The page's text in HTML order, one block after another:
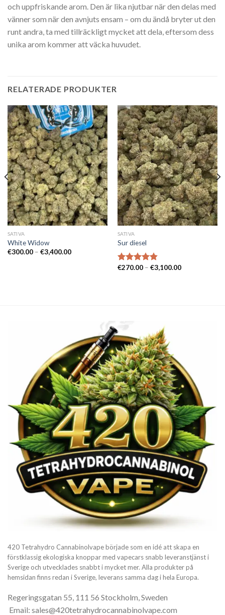
och uppfriskande arom. Den är lika njutbar när den delas med
vänner som när den avnjuts ensam – om du ändå bryter ut den
runt andra, ta med tillräckligt mycket att dela, eftersom dess
unika arom kommer att väcka huvudet.
RELATERADE PRODUKTER
SATIVA
White Widow
€300.00 – €3,400.00Prisintervall:
SATIVA
Sur diesel
Betygsatt
€270.00 – €3,100.00Prisintervall:
420 Tetrahydro Cannabinolvape började som en idé att skapa en
förstklassig ekologiska knoppar med vapecars snabb leveranstjänst i
Sverige och utvecklades snabbt i mycket mer. Alla produkter på
hemsidan finns redan i Sverige, leverans samma dag i hela Europa.
Regeringsgatan 55, 111 56 Stockholm, Sweden
Email: sales@420tetrahydrocannabinolvape.com